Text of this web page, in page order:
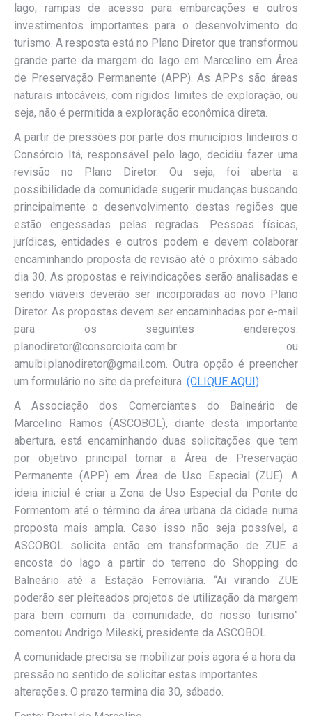
lago, rampas de acesso para embarcações e outros
investimentos importantes para o desenvolvimento do
turismo. A resposta está no Plano Diretor que transformou
grande parte da margem do lago em Marcelino em Área
de Preservação Permanente (APP). As APPs são áreas
naturais intocáveis, com rígidos limites de exploração, ou
seja, não é permitida a exploração econômica direta.
A partir de pressões por parte dos municípios lindeiros o
Consórcio Itá, responsável pelo lago, decidiu fazer uma
revisão no Plano Diretor. Ou seja, foi aberta a
possibilidade da comunidade sugerir mudanças buscando
principalmente o desenvolvimento destas regiões que
estão engessadas pelas regradas. Pessoas físicas,
jurídicas, entidades e outros podem e devem colaborar
encaminhando proposta de revisão até o próximo sábado
dia 30. As propostas e reivindicações serão analisadas e
sendo viáveis deverão ser incorporadas ao novo Plano
Diretor. As propostas devem ser encaminhadas por e-mail
para os seguintes endereços:
planodiretor@consorcioita.com.br ou
amulbi.planodiretor@gmail.com. Outra opção é preencher
um formulário no site da prefeitura. (CLIQUE AQUI)
A Associação dos Comerciantes do Balneário de
Marcelino Ramos (ASCOBOL), diante desta importante
abertura, está encaminhando duas solicitações que tem
por objetivo principal tornar a Área de Preservação
Permanente (APP) em Área de Uso Especial (ZUE). A
ideia inicial é criar a Zona de Uso Especial da Ponte do
Formentom até o término da área urbana da cidade numa
proposta mais ampla. Caso isso não seja possível, a
ASCOBOL solicita então em transformação de ZUE a
encosta do lago a partir do terreno do Shopping do
Balneário até a Estação Ferroviária. “Ai virando ZUE
poderão ser pleiteados projetos de utilização da margem
para bem comum da comunidade, do nosso turismo”
comentou Andrigo Mileski, presidente da ASCOBOL.
A comunidade precisa se mobilizar pois agora é a hora da
pressão no sentido de solicitar estas importantes
alterações. O prazo termina dia 30, sábado.